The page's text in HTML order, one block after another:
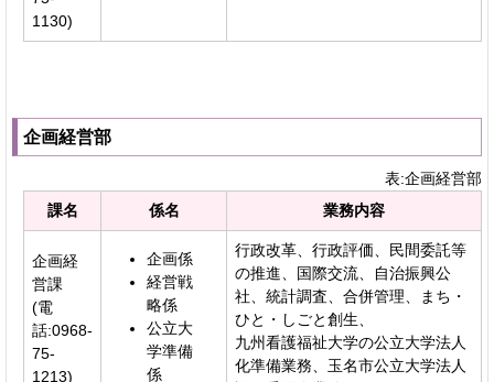
1130)
企画経営部
表:企画経営部
課名
係名 業務内容
企画経
営課
(電
話:0968-
75-
1213)
企画係
経営戦
略係
公立大
学準備
係
行政改革、行政評価、民間委託等
の推進、国際交流、自治振興公
社、統計調査、合併管理、まち・
ひと・しごと創生、
九州看護福祉大学の公立大学法人
化準備業務、玉名市公立大学法人